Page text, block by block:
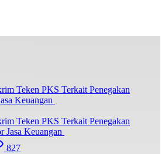
Teken PKS Terkait Penegakan
Jasa Keuangan
827